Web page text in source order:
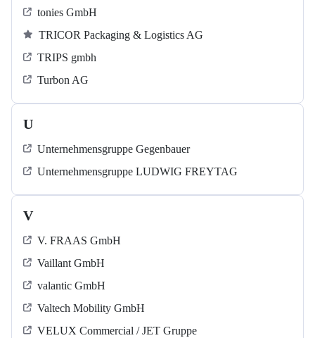
tonies GmbH
TRICOR Packaging & Logistics AG
TRIPS gmbh
Turbon AG
U
Unternehmensgruppe Gegenbauer
Unternehmensgruppe LUDWIG FREYTAG
V
V. FRAAS GmbH
Vaillant GmbH
valantic GmbH
Valtech Mobility GmbH
VELUX Commercial / JET Gruppe